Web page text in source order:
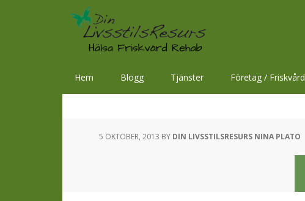
Hoppa
huvudnavigering
Hoppa
huvudinnehåll
Hoppa
sidfot
Hem Blogg Tjänster Företag / Friskvård
5 OKTOBER, 2013 BY DIN LIVSSTILSRESURS NINA PLATO